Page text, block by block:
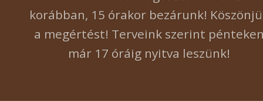
korábban, 15 órakor bezárunk!
a megértést! Terveink szerint
már 17 óráig nyitva leszünk!